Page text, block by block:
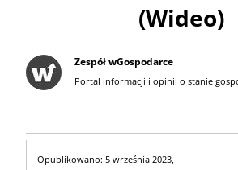
(Wideo)
Zespół wGospodarce
Portal informacji i opinii o stanie
Opublikowano: 5 września 2023,